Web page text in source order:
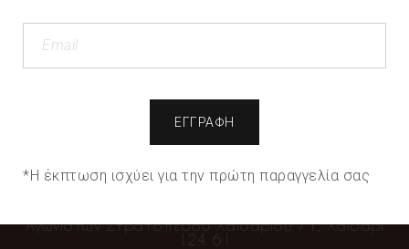
Πληροφορίες
Επικοινωνία
Αγωνιστών Στρατοπέδου Χαϊδαρίου 71, Χαϊδάρι
124 61
Χρησιμοποιούμε cookies για να σας προσφέρουμε
την καλύτερη δυνατή εμπειρία στη σελίδα μας. Εάν
συνεχίσετε να χρησιμοποιείτε τη σελίδα, θα
υποθέσουμε πως είστε ικανοποιημένοι με αυτό.
Αποδοχή όλων
*Η έκπτωση ισχύει για την πρώτη παραγγελία σας